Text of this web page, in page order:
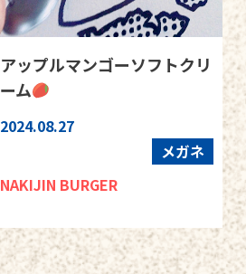
アップルマンゴーソフトクリ
ーム
2024.08.27
メガネ
NAKIJIN BURGER